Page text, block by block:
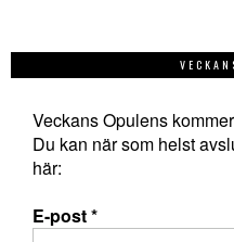
Veckans Opulens
Du kan när som helst
här:
E-post*